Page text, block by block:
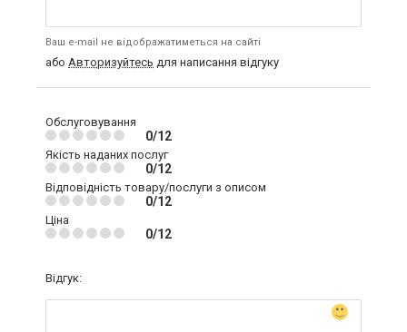
Ваш e-mail не відображатиметься на сайті
або Авторизуйтесь для написання відгуку
Обслуговування
0/12
Якість наданих послуг
0/12
Відповідність товару/послуги з описом
0/12
Ціна
0/12
Відгук: